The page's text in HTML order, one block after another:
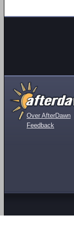
Over AfterDawn
Feedback